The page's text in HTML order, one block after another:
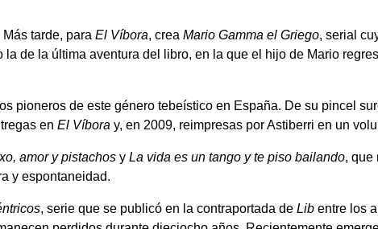
Más tarde, para El Víbora, crea Mario Gamma el Griego, serial
de la última aventura del libro, en la que el hijo de Mario
pioneros de este género tebeístico en España. De su pincel
en El Víbora y, en 2009, reimpresas por Astiberri en un
amor y pistachos y La vida es un tango y te piso bailando, que
y espontaneidad.
, serie que se publicó en la contraportada de Lib entre los